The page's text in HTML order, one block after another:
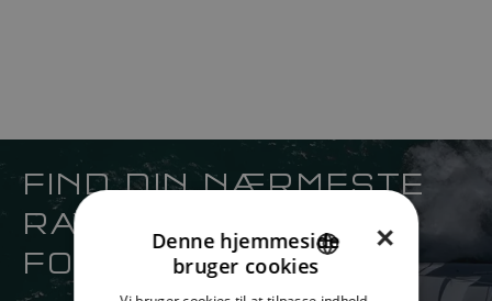
FIND DIN NÆRMESTE
RAYMARINE
FORHANDLER
ENGLISH
×
Denne hjemmeside
bruger cookies